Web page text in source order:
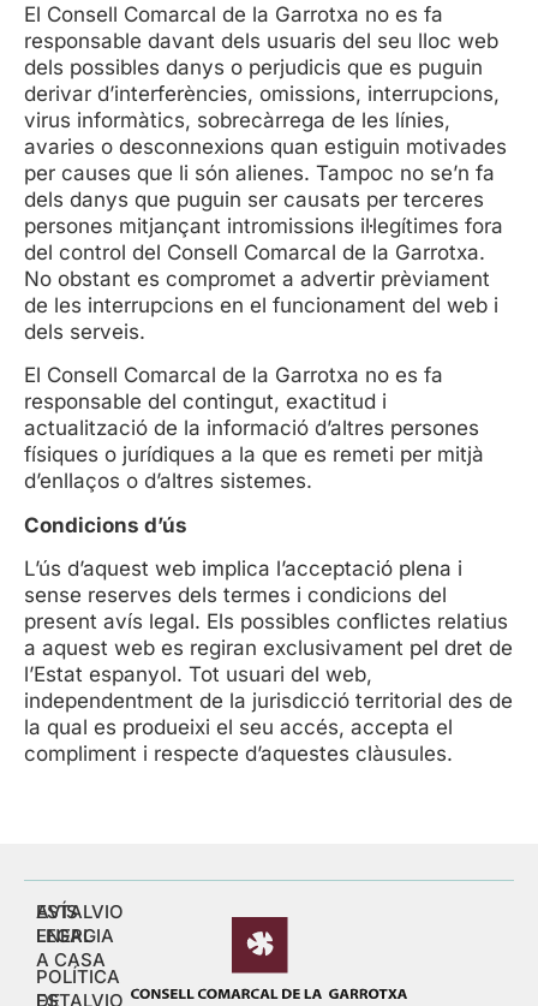
El Consell Comarcal de la Garrotxa no es fa
responsable davant dels usuaris del seu lloc web
dels possibles danys o perjudicis que es puguin
derivar d’interferències, omissions, interrupcions,
virus informàtics, sobrecàrrega de les línies,
avaries o desconnexions quan estiguin motivades
per causes que li són alienes. Tampoc no se’n fa
dels danys que puguin ser causats per terceres
persones mitjançant intromissions il·legítimes fora
del control del Consell Comarcal de la Garrotxa.
No obstant es compromet a advertir prèviament
de les interrupcions en el funcionament del web i
dels serveis.
El Consell Comarcal de la Garrotxa no es fa
responsable del contingut, exactitud i
actualització de la informació d’altres persones
físiques o jurídiques a la que es remeti per mitjà
d’enllaços o d’altres sistemes.
Condicions d’ús
L’ús d’aquest web implica l’acceptació plena i
sense reserves dels termes i condicions del
present avís legal. Els possibles conflictes relatius
a aquest web es regiran exclusivament pel dret de
l’Estat espanyol. Tot usuari del web,
independentment de la jurisdicció territorial des de
la qual es produeixi el seu accés, accepta el
compliment i respecte d’aquestes clàusules.
ESTALVIO
ENERGIA
A CASA
ESTALVIO
AVÍS
LEGAL
POLÍTICA
DE